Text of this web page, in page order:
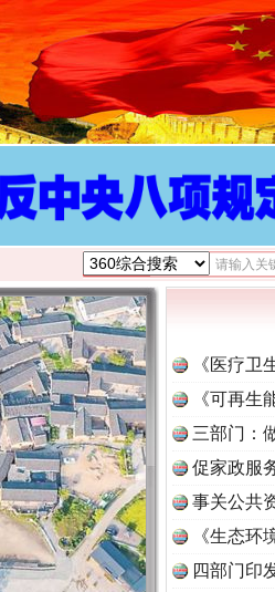
《医疗卫
《可再生
三部门：
促家政服
事关公共
《生态环
读
四部门印